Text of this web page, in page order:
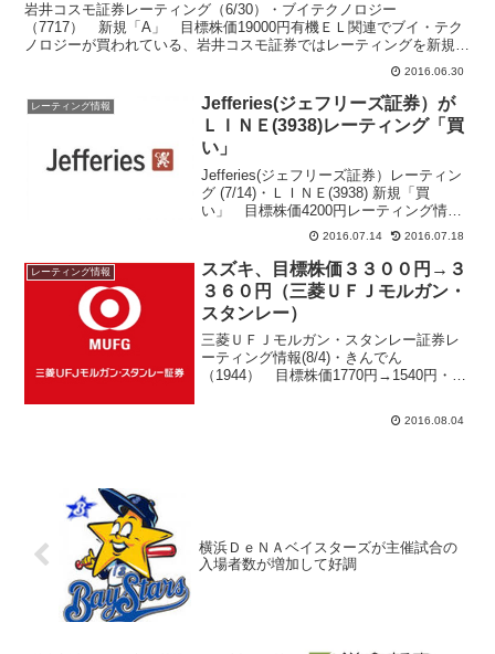
岩井コスモ証券レーティング（6/30）・ブイテクノロジー
（7717） 新規「A」 目標株価19000円有機ＥＬ関連でブイ・テク
ノロジーが買われている、岩井コスモ証券ではレーティングを新規
「Ａ」、目標株価１万９０００円に設定するアナリストレポ...2016.06.30
レーティング情報
Jefferies(ジェフリーズ証券）が
ＬＩＮＥ(3938)レーティング「買
い」
Jefferies(ジェフリーズ証券）レーティン
グ (7/14)・ＬＩＮＥ(3938) 新規「買
い」 目標株価4200円レーティング情報
をメール配信 登録はコチラ上場前の銘
柄にレーティングが付与されるのは極め
て異例なことブルームバーグ端末（...
2016.07.14 2016.07.18
レーティング情報
スズキ、目標株価３３００円→３
３６０円（三菱ＵＦＪモルガン・
スタンレー）
三菱ＵＦＪモルガン・スタンレー証券レ
ーティング情報(8/4)・きんでん
（1944） 目標株価1770円→1540円・帝
3300円→3360円三菱ＵＦＪモルガン...
2016.08.04
横浜ＤｅＮＡベイスターズが主催試合の
入場者数が増加して好調